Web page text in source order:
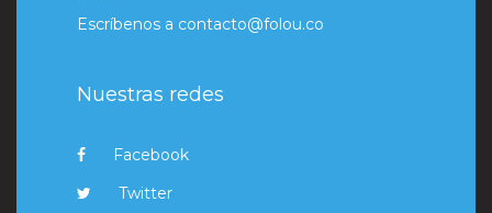
Escríbenos a contacto@folou.co
Nuestras redes
Facebook
Twitter